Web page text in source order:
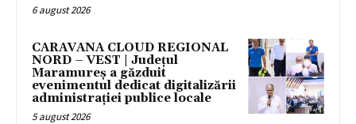
6 august 2026
CARAVANA CLOUD REGIONAL
NORD – VEST | Județul
Maramureș a găzduit
evenimentul dedicat digitalizării
administrației publice locale
5 august 2026